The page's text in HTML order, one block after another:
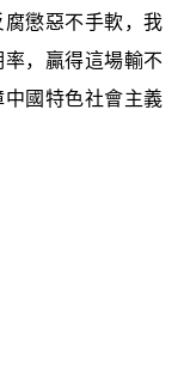
懲惡不手軟，我
，贏得這場輸不
國特色社會主義